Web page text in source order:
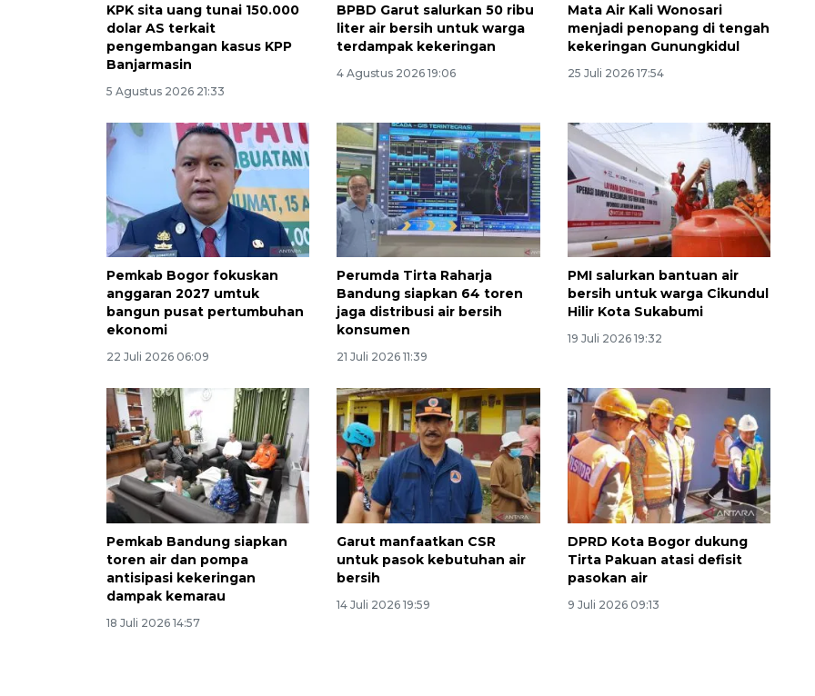
KPK sita uang tunai 150.000
dolar AS terkait
pengembangan kasus KPP
Banjarmasin
5 Agustus 2026 21:33
BPBD Garut salurkan 50 ribu
liter air bersih untuk warga
terdampak kekeringan
4 Agustus 2026 19:06
Mata Air Kali Wonosari
menjadi penopang di tengah
kekeringan Gunungkidul
25 Juli 2026 17:54
Pemkab Bogor fokuskan
anggaran 2027 umtuk
bangun pusat pertumbuhan
ekonomi
22 Juli 2026 06:09
Perumda Tirta Raharja
Bandung siapkan 64 toren
jaga distribusi air bersih
konsumen
21 Juli 2026 11:39
PMI salurkan bantuan air
bersih untuk warga Cikundul
Hilir Kota Sukabumi
19 Juli 2026 19:32
Pemkab Bandung siapkan
toren air dan pompa
antisipasi kekeringan
dampak kemarau
18 Juli 2026 14:57
Garut manfaatkan CSR
untuk pasok kebutuhan air
bersih
14 Juli 2026 19:59
DPRD Kota Bogor dukung
Tirta Pakuan atasi defisit
pasokan air
9 Juli 2026 09:13
Memberantas kejahatan
jalanan Jakarta
2026-08-05 18:00:00